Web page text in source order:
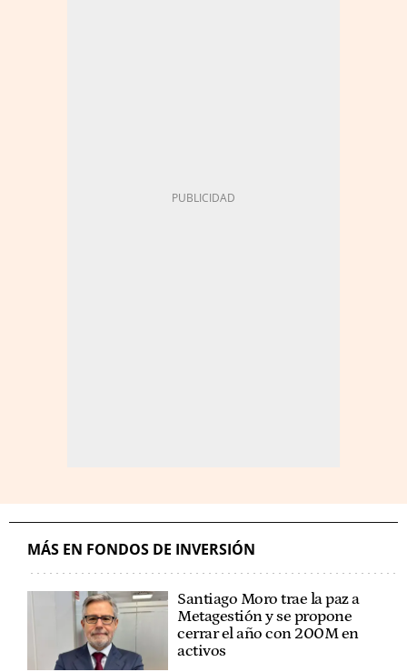
MÁS EN FONDOS DE INVERSIÓN
Santiago Moro trae la paz a
Metagestión y se propone
cerrar el año con 200M en
activos